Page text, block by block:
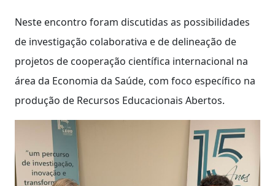
Neste encontro foram discutidas as possibilidades
de investigação colaborativa e de delineação de
projetos de cooperação científica internacional na
área da Economia da Saúde, com foco específico na
produção de Recursos Educacionais Abertos.